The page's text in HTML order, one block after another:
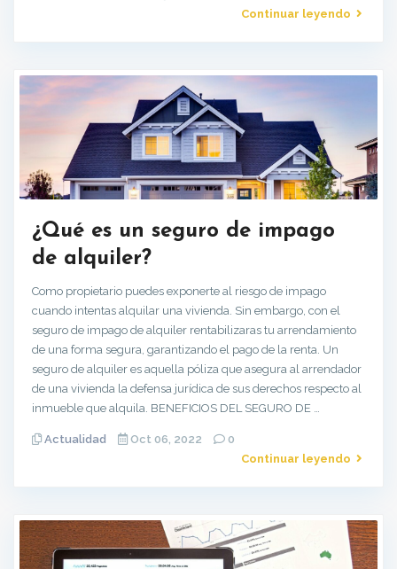
Continuar leyendo
¿Qué es un seguro de impago
de alquiler?
Como propietario puedes exponerte al riesgo de impago
cuando intentas alquilar una vivienda. Sin embargo, con el
seguro de impago de alquiler rentabilizaras tu arrendamiento
de una forma segura, garantizando el pago de la renta. Un
seguro de alquiler es aquella póliza que asegura al arrendador
de una vivienda la defensa jurídica de sus derechos respecto al
inmueble que alquila. BENEFICIOS DEL SEGURO DE …
Actualidad Oct 06, 2022
0
Continuar leyendo